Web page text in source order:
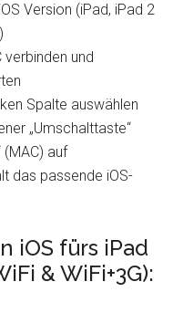
Version (iPad, iPad 2
und
Spalte auswählen
„Umschalttaste“
(MAC) auf
das passende iOS-
iOS fürs iPad
& WiFi+3G):